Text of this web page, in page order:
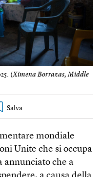
(Ximena Borrazas, Middle
mondiale
Unite che si occupa
annunciato che a